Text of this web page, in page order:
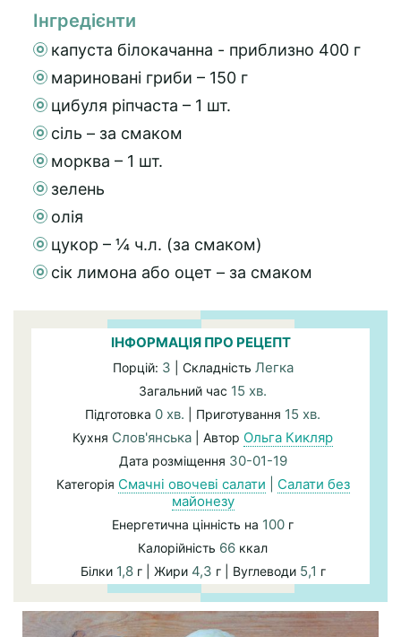
Інгредієнти
капуста білокачанна - приблизно 400 г
мариновані гриби – 150 г
цибуля ріпчаста – 1 шт.
сіль – за смаком
морква – 1 шт.
зелень
олія
цукор – ¼ ч.л. (за смаком)
сік лимона або оцет – за смаком
ІНФОРМАЦІЯ ПРО РЕЦЕПТ
Порцій: 3 | Складність Легка
Загальний час 15 хв.
Підготовка 0 хв. | Приготування 15 хв.
Кухня Слов'янська | Автор Ольга Кикляр
Дата розміщення 30-01-19
Категорія Смачні овочеві салати
Салати без
майонезу
Енергетична цінність на 100 г
Калорійність 66 ккал
Білки 1,8г | Жири 4,3 г | Вуглеводи 5,1 г